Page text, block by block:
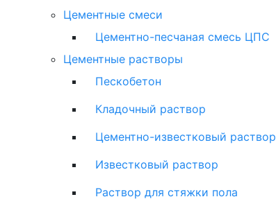
Цементные смеси
Цементно-песчаная смесь ЦПС
Цементные растворы
Пескобетон
Кладочный раствор
Цементно-известковый раствор
Известковый раствор
Раствор для стяжки пола